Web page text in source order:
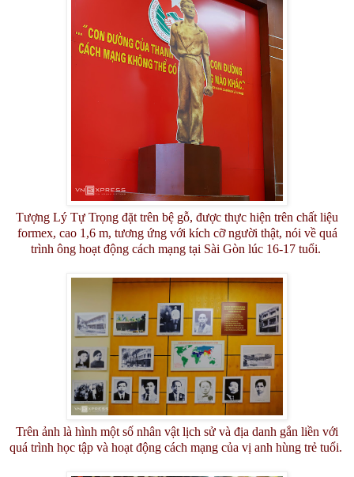
Tượng Lý Tự Trọng đặt trên bệ gỗ, được thực hiện trên chất liệu
formex, cao 1,6 m, tương ứng với kích cỡ người thật, nói về quá
trình ông hoạt động cách mạng tại Sài Gòn lúc 16-17 tuổi.
Trên ảnh là hình một số nhân vật lịch sử và địa danh gắn liền với
quá trình học tập và hoạt động cách mạng của vị anh hùng trẻ tuổi.